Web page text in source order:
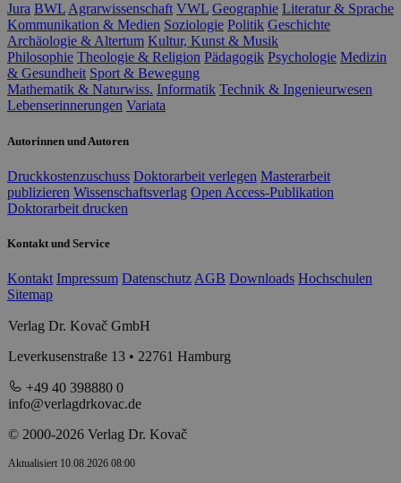
Jura BWLAgrarwissenschaft VWL Geographie Literatur & Sprache
Kommunikation & Medien Soziologie Politik Geschichte
Archäologie & Altertum Kultur, Kunst & Musik
Philosophie Theologie & Religion Pädagogik Psychologie Medizin
& Gesundheit Sport & Bewegung
Mathematik & Naturwiss. Informatik Technik & Ingenieurwesen
Lebenserinnerungen Variata
Autorinnen und Autoren
Druckkostenzuschuss Doktorarbeit verlegen Masterarbeit
publizieren Wissenschaftsverlag Open Access-Publikation
Doktorarbeit drucken
Kontakt und Service
Kontakt Impressum Datenschutz AGB Downloads Hochschulen
Sitemap
Verlag Dr. Kovač GmbH
Leverkusenstraße 13 • 22761 Hamburg
+49 40 398880 0
info@verlagdrkovac.de
© 2000-2026 Verlag Dr. Kovač
Aktualisiert 10.08.2026 08:00